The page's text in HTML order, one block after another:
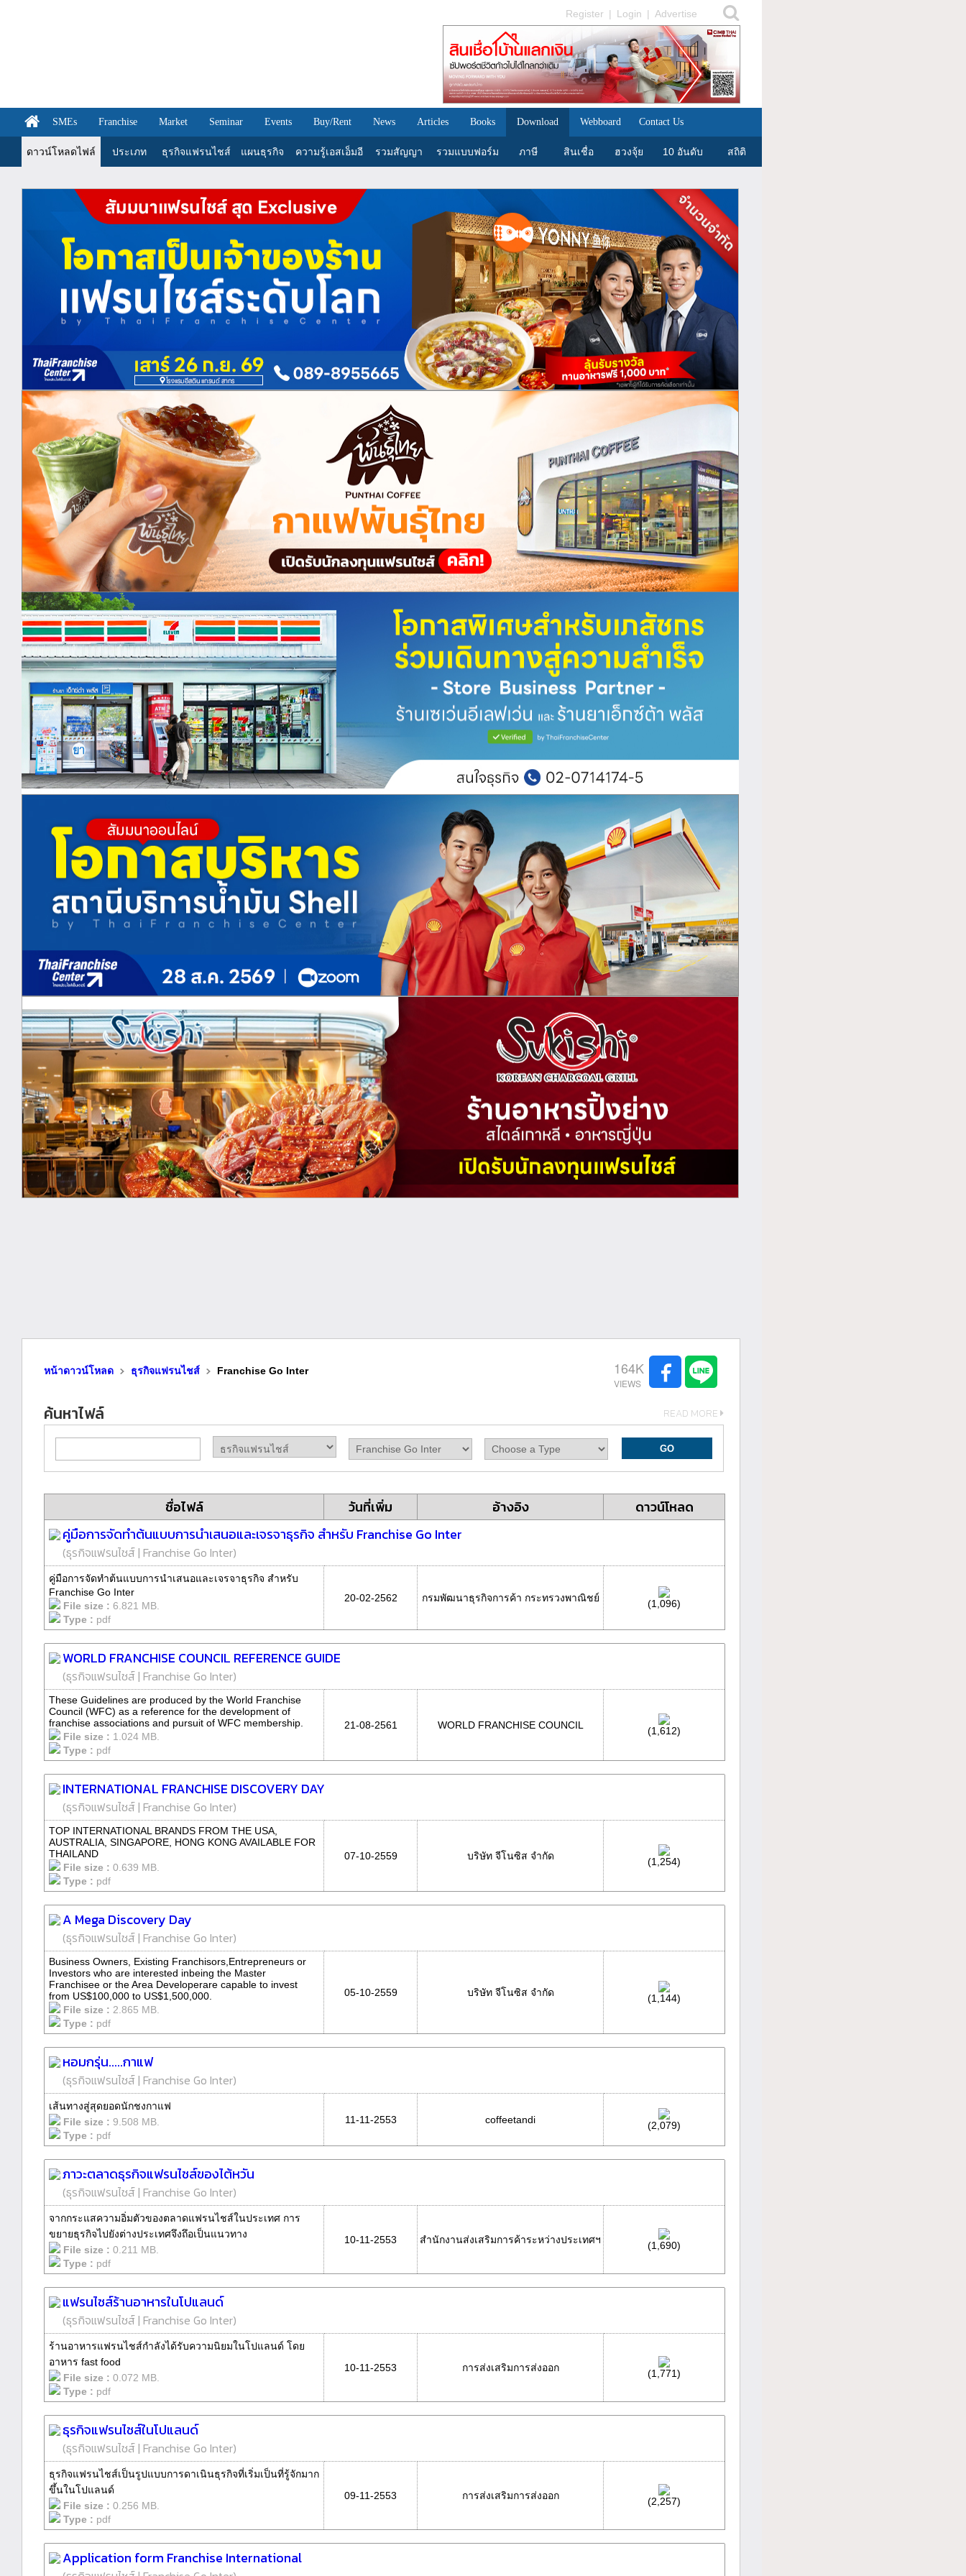
Register | Login | Advertise
SMEs Franchise Market Seminar Events Buy/Rent News Articles Books Download Webboard Contact Us
ดาวน์โหลดไฟล์ ประเภท ธุรกิจแฟรนไชส์ แผนธุรกิจ ความรู้เอสเอ็มอี รวมสัญญา รวมแบบฟอร์ม ภาษี สินเชื่อ ฮวงจุ้ย 10 อันดับ สถิติ
หน้าดาวน์โหลด ธุรกิจแฟรนไชส์ Franchise Go Inter 164K
ค้นหาไฟล์ READ MORE
ชื่อไฟล์ วันที่เพิ่ม อ้างอิง
ดาวน์โหลด
คู่มือการจัดทำต้นแบบการนำเสนอและเจรจาธุรกิจ สำหรับ Franchise Go Inter
(ธุรกิจแฟรนไชส์| Franchise Go Inter)
คู่มือการจัดทำต้นแบบการนำเสนอและเจรจาธุรกิจ สำหรับ
Franchise Go Inter
File size : 6.821 MB.
Type : pdf
20-02-2562 กรมพัฒนาธุรกิจการค้า กระทรวงพาณิชย์ (1,096)
WORLD FRANCHISE COUNCIL REFERENCE GUIDE
(ธุรกิจแฟรนไชส์| Franchise Go Inter)
These Guidelines are produced by the World Franchise
Council (WFC) as a reference for the development of
franchise associations and pursuit of WFC membership.
File size : 1.024 MB.
Type : pdf
21-08-2561 WORLD FRANCHISE COUNCIL (1,612)
INTERNATIONAL FRANCHISE DISCOVERY DAY
(ธุรกิจแฟรนไชส์| Franchise Go Inter)
TOP INTERNATIONAL BRANDS FROM THE USA,
AUSTRALIA, SINGAPORE, HONG KONG AVAILABLE FOR
THAILAND
File size : 0.639 MB.
Type : pdf
07-10-2559 บริษัท จีโนซิส จำกัด (1,254)
A Mega Discovery Day
(ธุรกิจแฟรนไชส์| Franchise Go Inter)
Business Owners, Existing Franchisors,Entrepreneurs or
Investors who are interested inbeing the Master
Franchisee or the Area Developerare capable to invest
from US$100,000 to US$1,500,000.
File size : 2.865 MB.
Type : pdf
05-10-2559 บริษัท จีโนซิส จำกัด (1,144)
หอมกรุ่น.....กาแฟ
(ธุรกิจแฟรนไชส์| Franchise Go Inter)
เส้นทางสู่สุดยอดนักชงกาแฟ
File size : 9.508 MB.
Type : pdf
11-11-2553 coffeetandi (2,079)
ภาวะตลาดธุรกิจแฟรนไชส์ของไต้หวัน
(ธุรกิจแฟรนไชส์| Franchise Go Inter)
จากกระแสความอิ่มตัวของตลาดแฟรนไชส์ในประเทศ การ
ขยายธุรกิจไปยังต่างประเทศจึงถึอเป็นแนวทาง
File size : 0.211 MB.
Type : pdf
10-11-2553 สำนักงานส่งเสริมการค้าระหว่างประเทศฯ (1,690)
แฟรนไชส์ร้านอาหารในโปแลนด์
(ธุรกิจแฟรนไชส์| Franchise Go Inter)
ร้านอาหารแฟรนไชส์กำลังได้รับความนิยมในโปแลนด์ โดย
อาหาร fast food
File size : 0.072 MB.
Type : pdf
10-11-2553 การส่งเสริมการส่งออก (1,771)
ธุรกิจแฟรนไชส์ในโปแลนด์
(ธุรกิจแฟรนไชส์| Franchise Go Inter)
ธุรกิจแฟรนไชส์เป็นรูปแบบการดาเนินธุรกิจที่เริ่มเป็นที่รู้จักมาก
ขึ้นในโปแลนด์
File size : 0.256 MB.
Type : pdf
09-11-2553 การส่งเสริมการส่งออก (2,257)
Application form Franchise International